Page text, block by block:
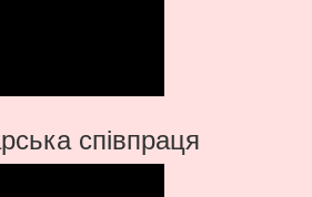
співпраця